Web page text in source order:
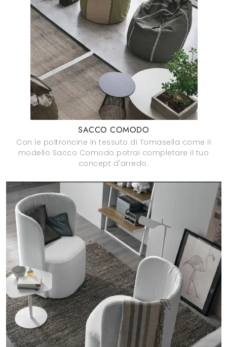
SACCO COMODO
Con le poltroncine in tessuto di Tomasella come il
modello Sacco Comodo potrai completare il tuo
concept d'arredo.